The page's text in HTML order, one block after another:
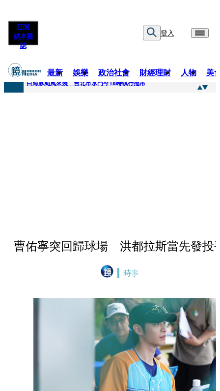
訂閱
紙本雜
誌
登入
最新 娛樂 政治社會 財經理財 人物 美
快訊
白海豚颱風來襲 台北市水門今18時執行拖吊
曹佑寧突回歸球場 洪都拉斯當先發投
時事